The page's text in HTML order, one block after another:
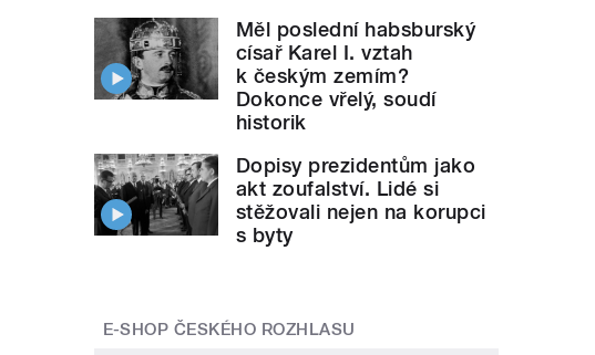
Měl poslední habsburský
císař Karel I. vztah
k českým zemím?
Dokonce vřelý, soudí
historik
Dopisy prezidentům jako
akt zoufalství. Lidé si
stěžovali nejen na korupci
s byty
E-SHOP ČESKÉHO ROZHLASU